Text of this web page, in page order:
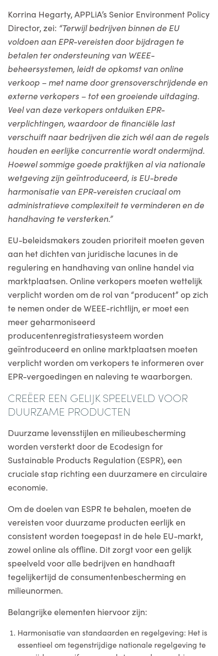
Korrina Hegarty, APPLiA’s Senior Environment Policy
Director, zei: “Terwijl bedrijven binnen de EU
voldoen aan EPR-vereisten door bijdragen te
betalen ter ondersteuning van WEEE-
beheersystemen, leidt de opkomst van online
verkoop – met name door grensoverschrijdende en
externe verkopers – tot een groeiende uitdaging.
Veel van deze verkopers ontduiken EPR-
verplichtingen, waardoor de financiële last
verschuift naar bedrijven die zich wél aan de regels
houden en eerlijke concurrentie wordt ondermijnd.
Hoewel sommige goede praktijken al via nationale
wetgeving zijn geïntroduceerd, is EU-brede
harmonisatie van EPR-vereisten cruciaal om
administratieve complexiteit te verminderen en de
handhaving te versterken.”
EU-beleidsmakers zouden prioriteit moeten geven
aan het dichten van juridische lacunes in de
regulering en handhaving van online handel via
marktplaatsen. Online verkopers moeten wettelijk
verplicht worden om de rol van “producent” op zich
te nemen onder de WEEE-richtlijn, er moet een
meer geharmoniseerd
producentenregistratiesysteem worden
geïntroduceerd en online marktplaatsen moeten
verplicht worden om verkopers te informeren over
EPR-vergoedingen en naleving te waarborgen.
CREËER EEN GELIJK SPEELVELD VOOR
DUURZAME PRODUCTEN
Duurzame levensstijlen en milieubescherming
worden versterkt door de Ecodesign for
Sustainable Products Regulation (ESPR), een
cruciale stap richting een duurzamere en circulaire
economie.
Om de doelen van ESPR te behalen, moeten de
vereisten voor duurzame producten eerlijk en
consistent worden toegepast in de hele EU-markt,
zowel online als offline. Dit zorgt voor een gelijk
speelveld voor alle bedrijven en handhaaft
tegelijkertijd de consumentenbescherming en
milieunormen.
Belangrijke elementen hiervoor zijn:
Harmonisatie van standaarden en regelgeving: Het is
essentieel om tegenstrijdige nationale regelgeving te